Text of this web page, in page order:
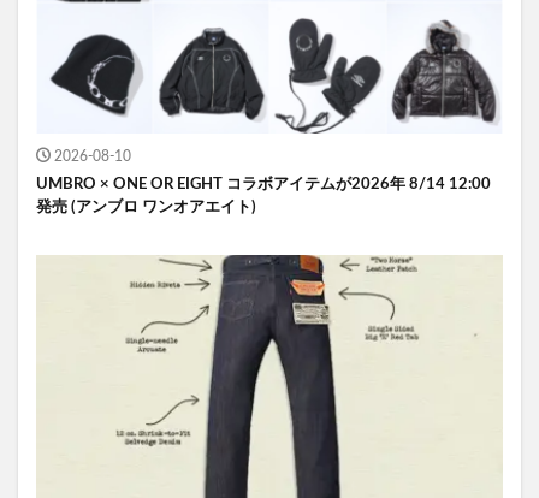
2026-08-10
UMBRO × ONE OR EIGHT コラボアイテムが2026年 8/14 12:00
発売 (アンブロ ワンオアエイト)